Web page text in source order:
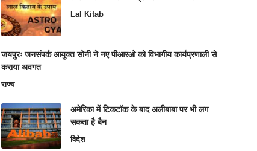
Lal Kitab
जयपुरः जनसंपर्क आयुक्त सोनी ने नए पीआरओ को विभागीय कार्यप्रणाली से
कराया अवगत
राज्य
अमेरिका में टिकटॉक के बाद अलीबाबा पर भी लग
सकता है बैन
विदेश